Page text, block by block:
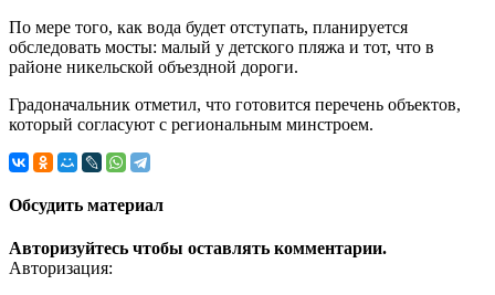
По мере того, как вода будет отступать, планируется
обследовать мосты: малый у детского пляжа и тот, что в
районе никельской объездной дороги.
Градоначальник отметил, что готовится перечень объектов,
который согласуют с региональным минстроем.
Обсудить материал
Авторизуйтесь чтобы оставлять комментарии.
Авторизация: